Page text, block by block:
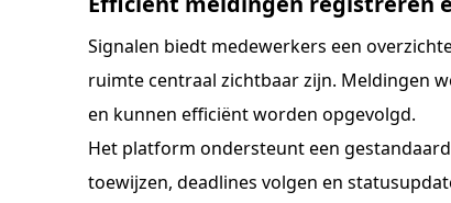
Signalen biedt medewerkers een
ruimte centraal zichtbaar zijn. Meldingen
en kunnen efficiënt worden opgevolgd.
Het platform ondersteunt een
toewijzen, deadlines volgen en